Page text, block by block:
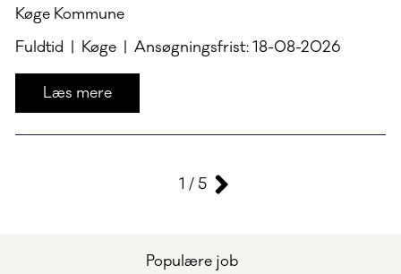
Køge Kommune
Fuldtid | Køge | Ansøgningsfrist: 18-08-2026
Læs mere
1 / 5
Populære job